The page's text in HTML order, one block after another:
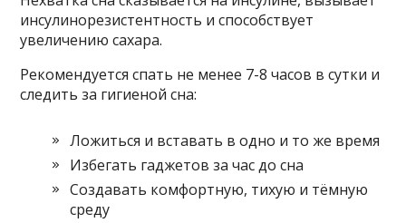
инсулинорезистентность и способствует
увеличению сахара.
Рекомендуется спать не менее 7-8 часов в сутки и
следить за гигиеной сна:
Ложиться и вставать в одно и то же время
Избегать гаджетов за час до сна
Создавать комфортную, тихую и тёмную
среду